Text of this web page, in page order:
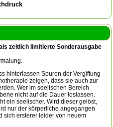
zeitlich limitierte Sonderausgabe
hinterlassen Spuren der Vergiftung
zeigen, dass sie auch zur
Wer im seelischen Bereich
nicht auf die Dauer loslassen.
ein seelischer. Wird dieser gelöst,
nur der körperliche angegangen
sich ersterer leider von neuem